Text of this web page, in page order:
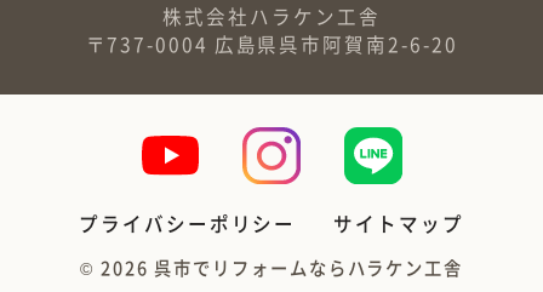
株式会社ハラケン工舎
〒737-0004 広島県呉市阿賀南2-6-20
プライバシーポリシー サイトマップ
© 2026呉市でリフォームならハラケン工舎